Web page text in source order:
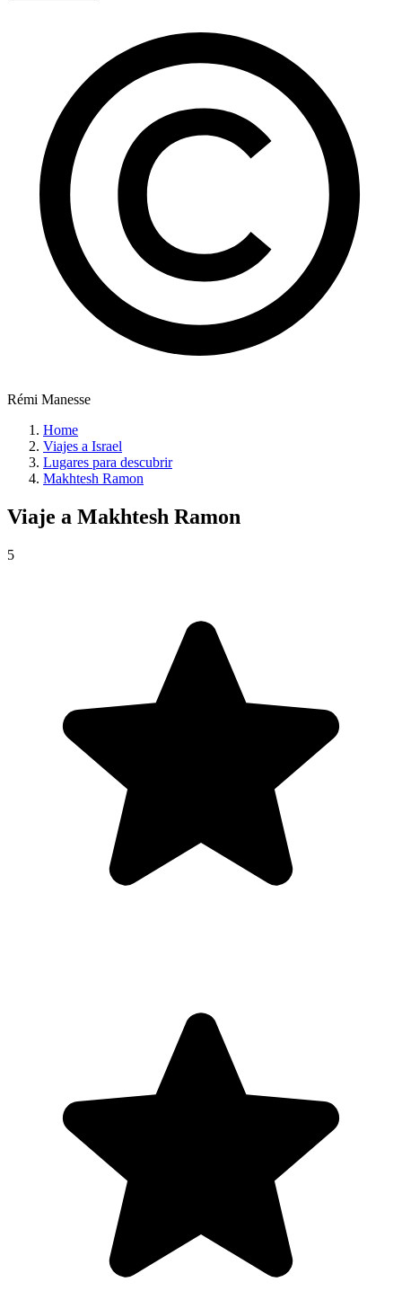
Rémi Manesse
Home
Viajes a Israel
Lugares para descubrir
Makhtesh Ramon
Viaje a Makhtesh Ramon
5